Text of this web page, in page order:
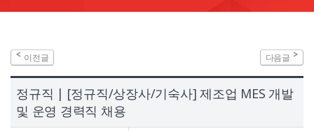
이전글 다음글
정규직 | [정규직/상장사/기숙사] 제조업 MES 개발
및 운영 경력직 채용